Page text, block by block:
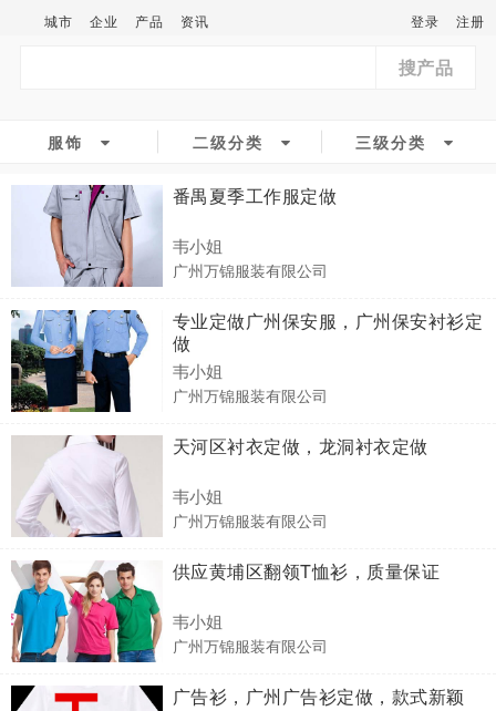
城市 企业 产品 资讯 登录 注册
搜产品
服饰 二级分类 三级分类
番禺夏季工作服定做
韦小姐
广州万锦服装有限公司
专业定做广州保安服，广州保安衬衫定
做
韦小姐
广州万锦服装有限公司
天河区衬衣定做，龙洞衬衣定做
韦小姐
广州万锦服装有限公司
供应黄埔区翻领T恤衫，质量保证
韦小姐
广州万锦服装有限公司
广告衫，广州广告衫定做，款式新颖